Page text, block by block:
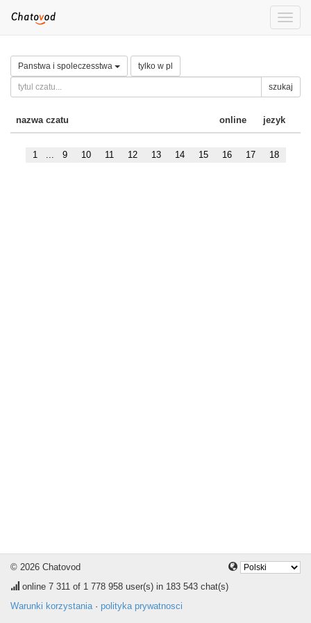
Toggle
Panstwa i spoleczesstwa tylko w pl
szukaj
nazwa czatu online jezyk
1 ... 9 10 11 12 13 14 15 16 17 18
© 2026 Chatovod
online 7 311 of 1 778 958 user(s) in 183 543 chat(s)
Warunki korzystania· polityka prywatnosci